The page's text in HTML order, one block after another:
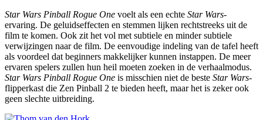
Star Wars Pinball Rogue One voelt als een echte Star Wars-
ervaring. De geluidseffecten en stemmen lijken rechtstreeks uit de
film te komen. Ook zit het vol met subtiele en minder subtiele
verwijzingen naar de film. De eenvoudige indeling van de tafel heeft
als voordeel dat beginners makkelijker kunnen instappen. De meer
ervaren spelers zullen hun heil moeten zoeken in de verhaalmodus.
Star Wars Pinball Rogue One is misschien niet de beste Star Wars-
flipperkast die Zen Pinball 2 te bieden heeft, maar het is zeker ook
geen slechte uitbreiding.